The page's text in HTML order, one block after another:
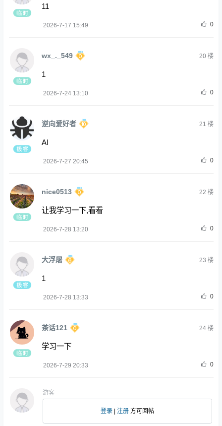
11
2026-7-17 15:49 0
wx_._549 20楼
1
2026-7-24 13:10 0
逆向爱好者 21 楼
AI
2026-7-27 20:45 0
nice0513 22 楼
让我学习一下,看看
2026-7-28 13:20 0
大浮屠 23 楼
1
2026-7-28 13:33 0
茶话121 24楼
学习一下
2026-7-29 20:33 0
游客
登录 注册 方可回帖